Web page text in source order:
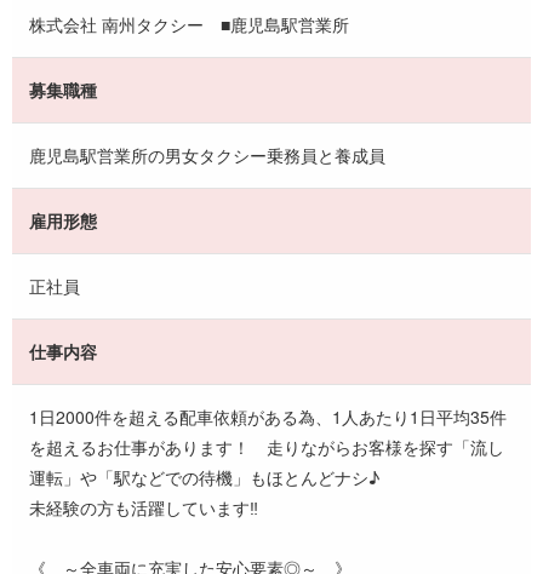
株式会社 南州タクシー ■鹿児島駅営業所
募集職種
鹿児島駅営業所の男女タクシー乗務員と養成員
雇用形態
正社員
仕事内容
1日2000件を超える配車依頼がある為、1人あたり1日平均35件
を超えるお仕事があります！ 走りながらお客様を探す「流し
運転」や「駅などでの待機」もほとんどナシ♪
未経験の方も活躍しています‼
《 ～全車両に充実した安心要素◎～ 》